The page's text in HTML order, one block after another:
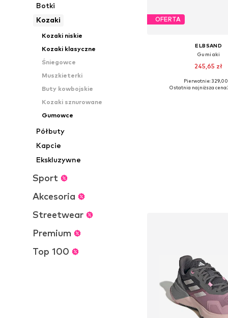
Botki
Kozaki
Kozaki niskie
Kozaki klasyczne
Śniegowce
Muszkieterki
Buty kowbojskie
Kozaki sznurowane
Gumowce
Półbuty
Kapcie
Ekskluzywne
Sport
Akcesoria
Streetwear
Premium
Top 100
OFERTA
ELBSAND
Gumiaki
245,65 zł
Dostępne w różnych
Pierwotnie: 329,00
Ostatnia najniższa cena: